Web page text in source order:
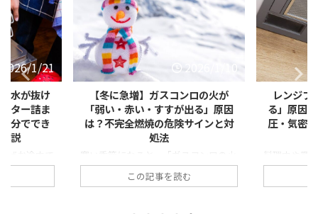
2026/1/21
水が抜け
ター詰ま
分ででき
説
か途中で
終わっても
2026/1/10
【冬に急増】ガスコンロの火が
「弱い・赤い・すすが出る」原因
は？不完全燃焼の危険サインと対
処法
寒い季節になると、「ガスコンロの火
が弱い気がする」「炎が赤っぽくなっ
ている」「鍋の底が黒くすすで汚れ
この記事を読む
レンジフ
る」原因
圧・気密
料理中や調
ているのに